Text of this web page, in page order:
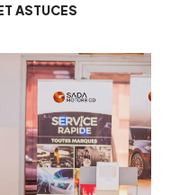
ASTUCES